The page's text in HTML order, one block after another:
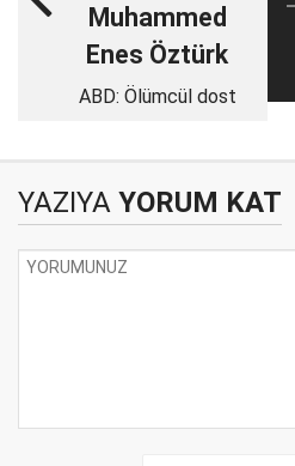
Muhammed
Enes Öztürk
ABD: Ölümcül dost
YAZIYA YORUM KAT